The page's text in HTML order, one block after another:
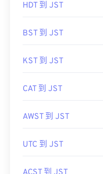
HDT 到 JST
BST 到 JST
KST 到 JST
CAT 到 JST
AWST 到 JST
UTC 到 JST